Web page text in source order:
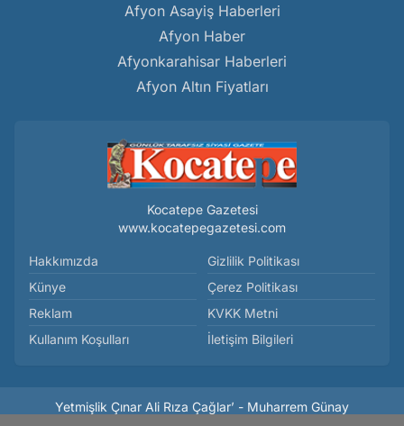
Afyon Asayiş Haberleri
Afyon Haber
Afyonkarahisar Haberleri
Afyon Altın Fiyatları
Kocatepe Gazetesi
www.kocatepegazetesi.com
Hakkımızda
Künye
Reklam
Kullanım Koşulları
Gizlilik Politikası
Çerez Politikası
KVKK Metni
İletişim Bilgileri
Yetmişlik Çınar Ali Rıza Çağlar’ - Muharrem Günay